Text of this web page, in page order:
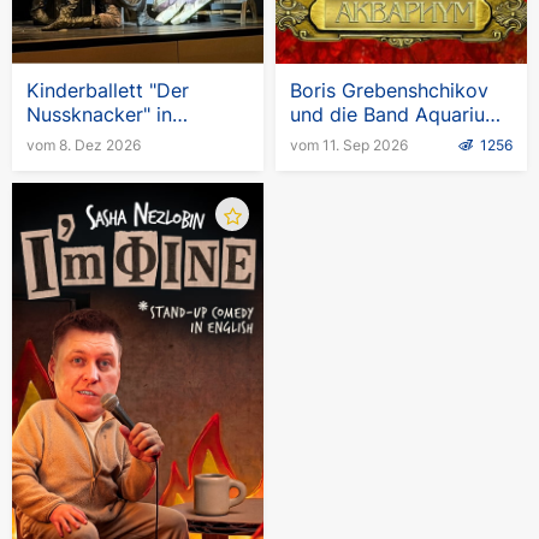
Kinderballett "Der
Nussknacker" in
Deutschland
vom 8. Dez 2026
Boris Grebenshchikov
und die Band Aquarium.
Europatournee
vom 11. Sep 2026 1256